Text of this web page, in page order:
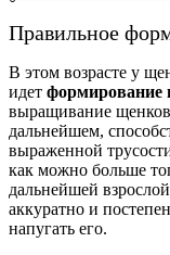
Правильное
В этом возрасте у
идет формирование
выращивание
дальнейшем,
выраженной
как можно больше
дальнейшей
аккуратно и
напугать его.